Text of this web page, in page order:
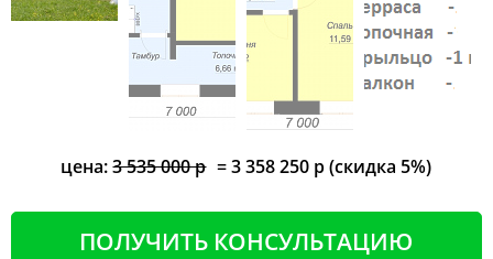
цена:3 535 000 р = 3 358 250 р (скидка 5%)
ПОЛУЧИТЬ КОНСУЛЬТАЦИЮ